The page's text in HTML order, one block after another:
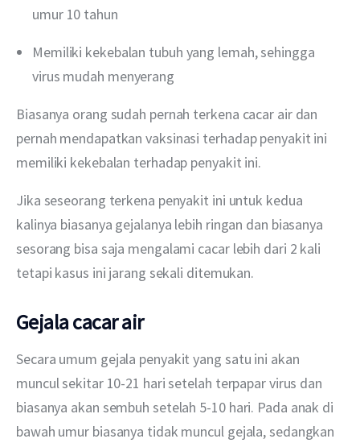
umur 10 tahun
Memiliki kekebalan tubuh yang lemah, sehingga
virus mudah menyerang
Biasanya orang sudah pernah terkena cacar air dan
pernah mendapatkan vaksinasi terhadap penyakit ini
memiliki kekebalan terhadap penyakit ini.
Jika seseorang terkena penyakit ini untuk kedua
kalinya biasanya gejalanya lebih ringan dan biasanya
sesorang bisa saja mengalami cacar lebih dari 2 kali
tetapi kasus ini jarang sekali ditemukan.
Gejala cacar air
Secara umum gejala penyakit yang satu ini akan
muncul sekitar 10-21 hari setelah terpapar virus dan
biasanya akan sembuh setelah 5-10 hari. Pada anak di
bawah umur biasanya tidak muncul gejala, sedangkan